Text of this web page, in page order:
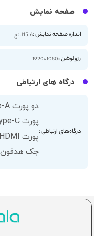
صفحه نمایش
اندازه صفحه نمایش :15.6 اینچ
رزولوشن :1080×1920
درگاه های ارتباطی
درگاه‌های ارتباطی :
دو پورت USB Type-A
پورت USB Type-C
پورت HDMI
جک هدفون 3.5 میلی متر